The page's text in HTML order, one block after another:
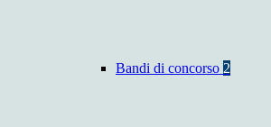
Bandi di concorso 2